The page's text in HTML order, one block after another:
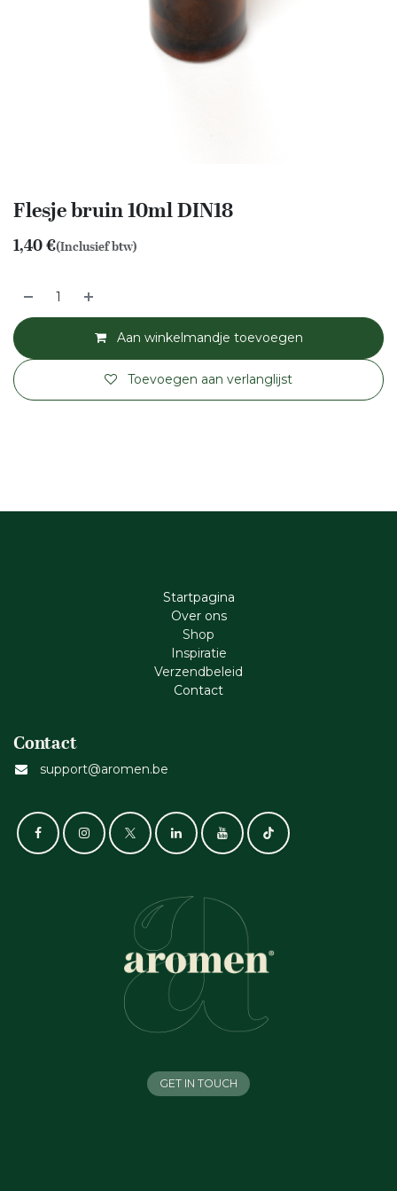
Flesje bruin 10ml DIN18
1,40€(Inclusief btw)
Aan winkelmandje toevoegen
Toevoegen aan verlanglijst
Startpagina
Ove​r​ ons
Shop
Inspiratie
Verzendbeleid
Cont​act
Contact
support@aromen.be
GET IN TOUCH